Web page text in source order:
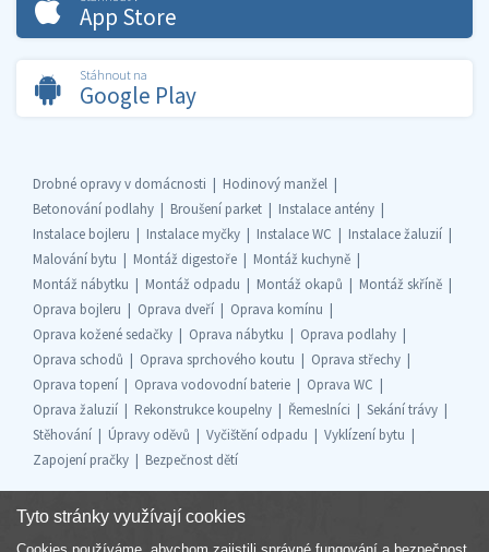
App Store
Stáhnout na
Google Play
Drobné opravy v domácnosti
Hodinový manžel
Betonování podlahy
Broušení parket
Instalace antény
Instalace bojleru
Instalace myčky Instalace WC
Instalace žaluzií
Malování bytu
Montáž digestoře
Montáž kuchyně
Montáž nábytku
Montáž odpadu Montáž okapů
Montáž skříně
Oprava bojleru
Oprava dveří
Oprava komínu
Oprava kožené sedačky
Oprava nábytku
Oprava podlahy
Oprava schodů
Oprava sprchového koutu
Oprava střechy
Oprava topení
Oprava vodovodní baterie
Oprava WC
Oprava žaluzií
Rekonstrukce koupelny Řemeslníci
Sekání trávy
Stěhování
Úpravy oděvů Vyčištění odpadu
Vyklízení bytu
Zapojení pračky
Bezpečnost dětí
Tyto stránky využívají cookies